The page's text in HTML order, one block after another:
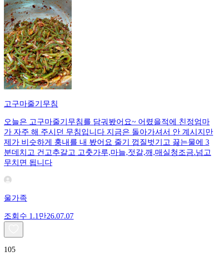
고구마줄기무침
오늘은 고구마줄기무침를 담궈봤어요~ 어렸을적에 친정엄마
가 자주 해 주시던 무침입니다 지금은 돌아가셔서 안 계시지만
제가 비슷하게 훙내를 내 봤어요 줄기 껍질벗기고 끓는물에 3
분데치고 건고추갈고 고춧가루,마늘,젓갈,깨,매실청조금.넘고
무치면 됩니다
울가족
조회수 1.1만26.07.07
105